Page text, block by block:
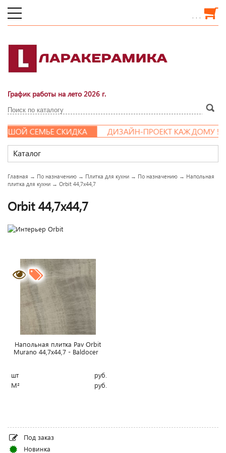
. . .
График работы на лето 2026 г.
СЕМЬЕ СКИДКА
ДИЗАЙН-ПРОЕКТ КАЖДОМУ !
Каталог
Главная → По назначению → Плитка для кухни → По назначению → Напольная
плитка для кухни → Orbit 44,7x44,7
Orbit 44,7x44,7
Напольная плитка Pav Orbit
Murano 44,7x44,7 - Baldocer
шт
руб.
М²
руб.
Под заказ
Новинка